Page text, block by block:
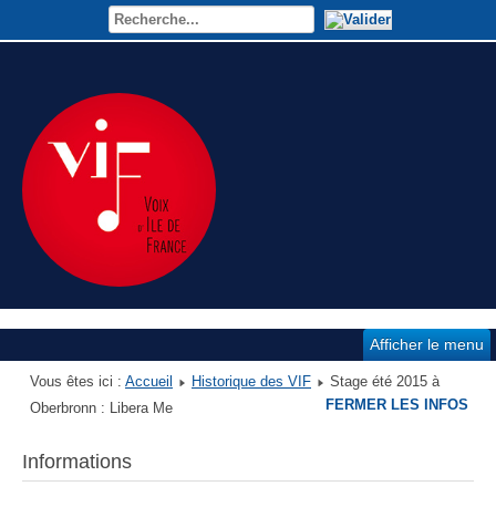
Afficher le menu
Vous êtes ici : Accueil Historique des VIF
Stage été 2015 à
Oberbronn : Libera Me
Informations
FERMER LES INFOS